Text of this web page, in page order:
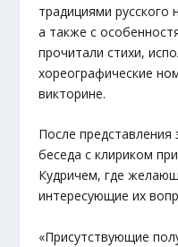
традициями русского
а также с
прочитали стихи,
хореографические
викторине.
После представления
беседа с клириком
Кудричем, где
интересующие их
«Присутствующие